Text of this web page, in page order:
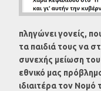
πληγώνει γονείς,
τα παιδιά τους να
συνεχής μείωση
εθνικό μας
ιδιαιτέρα τον Νομό